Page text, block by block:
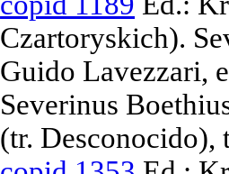
Czartoryskich).
Guido Lavezzari,
Severinus
(tr. Desconocido),